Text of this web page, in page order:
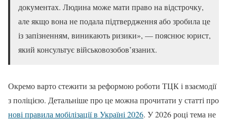
документах. Людина може мати право на відстрочку,
але якщо вона не подала підтвердження або зробила це
із запізненням, виникають ризики», — пояснює юрист,
який консультує військовозобов’язаних.
Окремо варто стежити за реформою роботи ТЦК і взаємодії
з поліцією. Детальніше про це можна прочитати у статті про
нові правила мобілізації в Україні 2026. У 2026 році тема не